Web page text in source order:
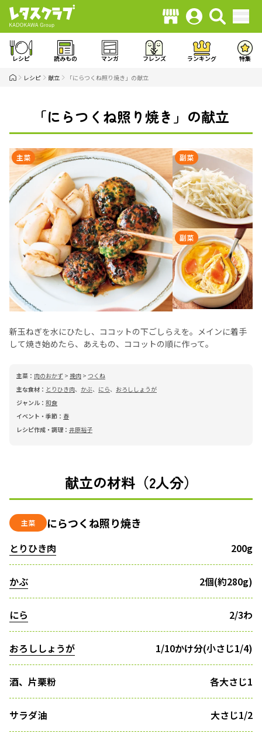
レシピ 読みもの マンガ フレンズ ランキング 特集
レシピ 献立 「にらつくね照り焼き」の献立
「にらつくね照り焼き」の献立
主菜 副菜
副菜
新玉ねぎを水にひたし、ココットの下ごしらえを。メインに着手
して焼き始めたら、あえもの、ココットの順に作って。
主菜： 肉のおかず > 挽肉 > つくね
主な食材： とりひき肉、 かぶ、 にら、 おろししょうが
ジャンル： 和食
イベント・季節： 春
レシピ作成・調理： 井原裕子
献立の材料（2人分）
主菜 にらつくね照り焼き
とりひき肉 200g
かぶ 2個(約280g)
にら 2/3わ
おろししょうが 1/10かけ分(小さじ1/4)
酒、片栗粉 各大さじ1
サラダ油 大さじ1/2